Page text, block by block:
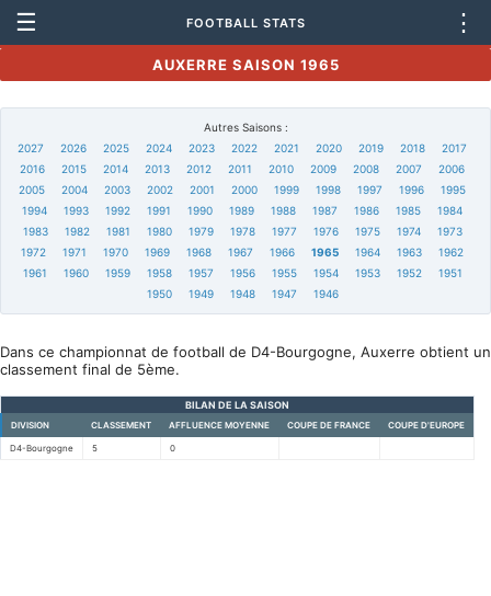
☰ FOOTBALL STATS ⋮
AUXERRE SAISON 1965
Autres Saisons :
2027
2026 2025 2024 2023 2022 2021 2020 2019 2018
2017
2016
2015 2014 2013 2012 2011 2010 2009 2008 2007
2006
2005
2004 2003 2002 2001 2000 1999 1998 1997 1996
1995
1994
1993 1992 1991 1990 1989 1988 1987 1986 1985
1984
1983
1982 1981 1980 1979 1978 1977 1976 1975 1974
1973
1972
1971 1970 1969 1968 1967 1966 1965 1964 1963
1962
1961
1960 1959 1958 1957 1956 1955 1954 1953 1952
1951
1950
1949 1948 1947 1946
Dans ce championnat de football de D4-Bourgogne, Auxerre obtient un
classement final de 5ème.
BILAN DE LA SAISON
DIVISION CLASSEMENT AFFLUENCE MOYENNE COUPE DE FRANCE COUPE D'EUROPE
D4-Bourgogne 5 0